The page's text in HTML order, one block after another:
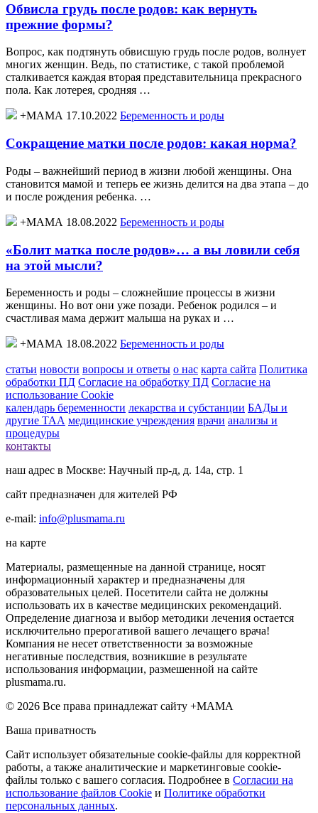
Обвисла грудь после родов: как вернуть
прежние формы?
Вопрос, как подтянуть обвисшую грудь после родов, волнует
многих женщин. Ведь, по статистике, с такой проблемой
сталкивается каждая вторая представительница прекрасного
пола. Как лотерея, сродняя …
+МАМА 17.10.2022 Беременность и роды
Сокращение матки после родов: какая норма?
Роды – важнейший период в жизни любой женщины. Она
становится мамой и теперь ее жизнь делится на два этапа – до
и после рождения ребенка. …
+МАМА 18.08.2022 Беременность и роды
«Болит матка после родов»… а вы ловили себя
на этой мысли?
Беременность и роды – сложнейшие процессы в жизни
женщины. Но вот они уже позади. Ребенок родился – и
счастливая мама держит малыша на руках и …
+МАМА 18.08.2022 Беременность и роды
статьи новости вопросы и ответы о нас карта сайта Политика
обработки ПД Согласие на обработку ПД Согласие на
использование Cookie
календарь беременности лекарства и субстанции БАДы и
другие ТАА медицинские учреждения врачи анализы и
процедуры
контакты
наш адрес в Москве: Научный пр-д, д. 14а, стр. 1
сайт предназначен для жителей РФ
e-mail: info@plusmama.ru
на карте
Материалы, размещенные на данной странице, носят
информационный характер и предназначены для
образовательных целей. Посетители сайта не должны
использовать их в качестве медицинских рекомендаций.
Определение диагноза и выбор методики лечения остается
исключительно прерогативой вашего лечащего врача!
Компания не несет ответственности за возможные
негативные последствия, возникшие в результате
использования информации, размешенной на сайте
plusmama.ru.
© 2026 Все права принадлежат сайту +МАМА
Ваша приватность
Сайт использует обязательные cookie-файлы для корректной
работы, а также аналитические и маркетинговые cookie-
файлы только с вашего согласия. Подробнее в Согласии на
использование файлов Cookie и Политике обработки
персональных данных.